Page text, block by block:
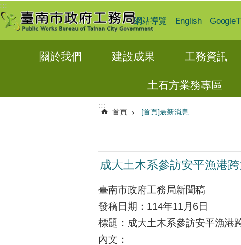
跳到主要內容區塊
:::
網站導覽
English
關於我們 建設成果 工務資訊
土石方業務專區
:::
首頁 [首頁]最新消息
成大土木系參訪安平漁港
臺南市政府工務局新聞稿
發稿日期：114年11月6日
標題：成大土木系參訪安平漁港
內文：